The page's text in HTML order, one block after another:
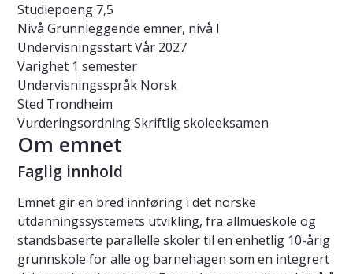
Studiepoeng 7,5
Nivå Grunnleggende emner, nivå I
UndervisningsstartVår 2027
Varighet 1 semester
Undervisningsspråk Norsk
Sted Trondheim
VurderingsordningSkriftlig skoleeksamen
Om emnet
Faglig innhold
Emnet gir en bred innføring i det norske
utdanningssystemets utvikling, fra allmueskole og
standsbaserte parallelle skoler til en enhetlig 10-årig
grunnskole for alle og barnehagen som en integrert